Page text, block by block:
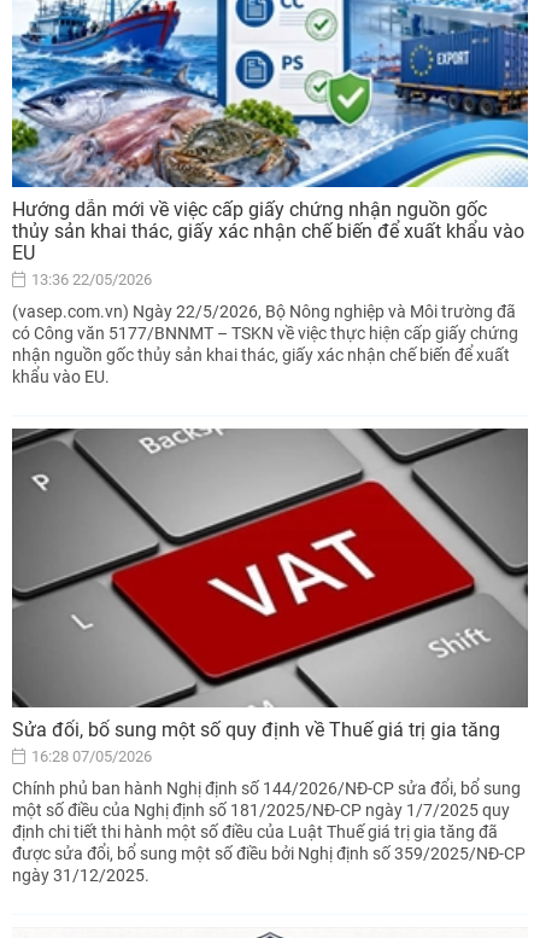
Hướng dẫn mới về việc cấp giấy chứng nhận nguồn gốc
thủy sản khai thác, giấy xác nhận chế biến để xuất khẩu vào
EU
13:36 22/05/2026
(vasep.com.vn) Ngày 22/5/2026, Bộ Nông nghiệp và Môi trường đã
có Công văn 5177/BNNMT – TSKN về việc thực hiện cấp giấy chứng
nhận nguồn gốc thủy sản khai thác, giấy xác nhận chế biến để xuất
khẩu vào EU.
Sửa đổi, bổ sung một số quy định về Thuế giá trị gia tăng
16:28 07/05/2026
Chính phủ ban hành Nghị định số 144/2026/NĐ-CP sửa đổi, bổ sung
một số điều của Nghị định số 181/2025/NĐ-CP ngày 1/7/2025 quy
định chi tiết thi hành một số điều của Luật Thuế giá trị gia tăng đã
được sửa đổi, bổ sung một số điều bởi Nghị định số 359/2025/NĐ-CP
ngày 31/12/2025.